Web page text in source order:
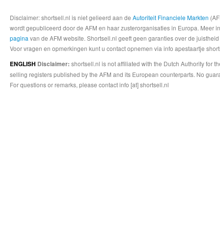
Disclaimer: shortsell.nl is niet gelieerd aan de Autoriteit Financiele Markten
wordt gepubliceerd door de AFM en haar zusterorganisaties in Europa.
pagina van de AFM website. Shortsell.nl geeft geen garanties over de
Voor vragen en opmerkingen kunt u contact opnemen via info apestaartje
ENGLISH Disclaimer: shortsell.nl is not affiliated with the Dutch Authority for
selling registers published by the AFM and its European counterparts. No
For questions or remarks, please contact info [at] shortsell.nl